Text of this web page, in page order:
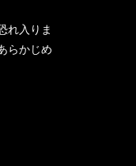
れ入りま
らかじめ